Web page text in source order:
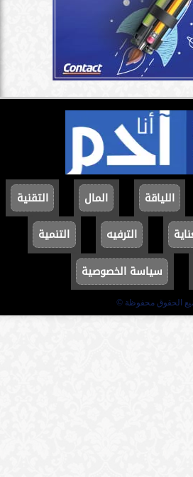
اللياقة المال
التقنية
الترفيه
التنمية
سياسة الخصوصية
الحقوق محفوظة ©